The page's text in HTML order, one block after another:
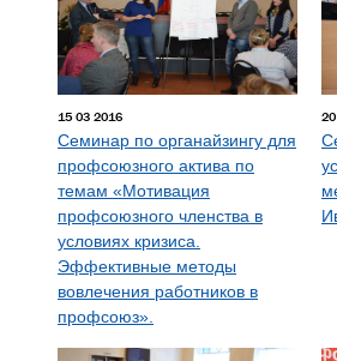
15 03 2016
Семинар по органайзингу для
профсоюзного актива по
темам «Мотивация
профсоюзного членства в
условиях кризиса.
Эффективные методы
вовлечения работников в
профсоюз».